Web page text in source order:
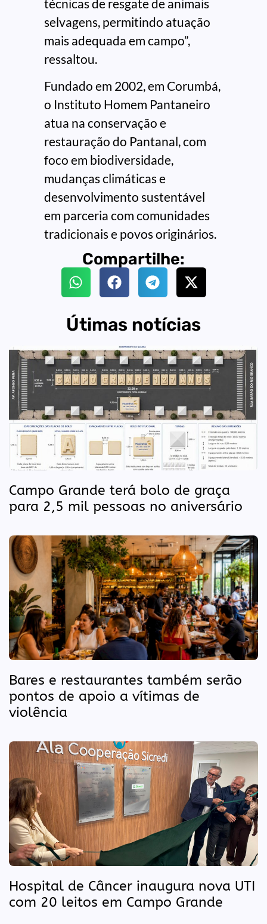
técnicas de resgate de animais
selvagens, permitindo atuação
mais adequada em campo”,
ressaltou.
Fundado em 2002, em Corumbá,
o Instituto Homem Pantaneiro
atua na conservação e
restauração do Pantanal, com
foco em biodiversidade,
mudanças climáticas e
desenvolvimento sustentável
em parceria com comunidades
tradicionais e povos originários.
Compartilhe:
Útimas notícias
Campo Grande terá bolo de graça
para 2,5 mil pessoas no aniversário
Bares e restaurantes também serão
pontos de apoio a vítimas de
violência
Hospital de Câncer inaugura nova UTI
com 20 leitos em Campo Grande